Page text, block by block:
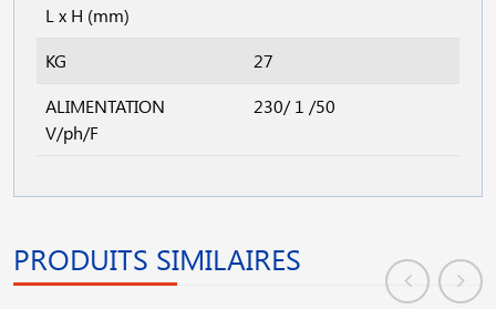
L x H (mm)
KG
27
ALIMENTATION
V/ph/F
230/ 1 /50
PRODUITS SIMILAIRES